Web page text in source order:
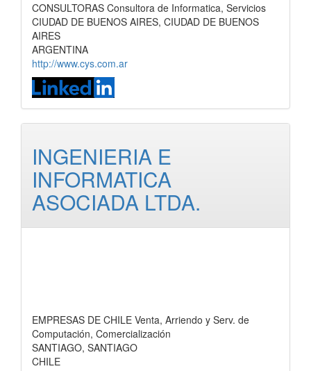
CONSULTORAS Consultora de Informatica, Servicios
CIUDAD DE BUENOS AIRES, CIUDAD DE BUENOS
AIRES
ARGENTINA
http://www.cys.com.ar
INGENIERIA E
INFORMATICA
ASOCIADA LTDA.
EMPRESAS DE CHILE Venta, Arriendo y Serv. de
Computación, Comercialización
SANTIAGO, SANTIAGO
CHILE